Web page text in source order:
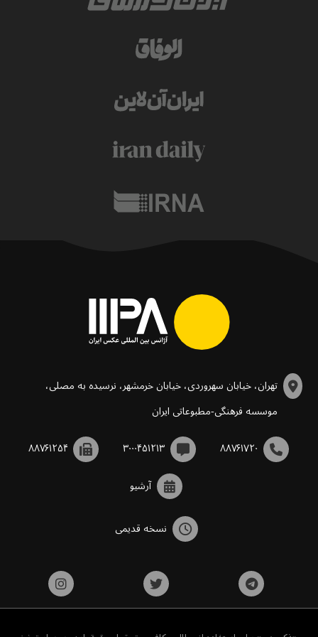
تهران، خیابان سهروردی، خیابان خرمشهر، نرسیده به مصلی،
موسسه فرهنگی-مطبوعاتی ایران
۸۸۷۶۱۷۲۰ ۳۰۰۰۴۵۱۲۱۳ ۸۸۷۶۱۲۵۴
آرشیو
نسخه قدیمی